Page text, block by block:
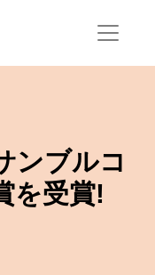
ンブルコ
を受賞!